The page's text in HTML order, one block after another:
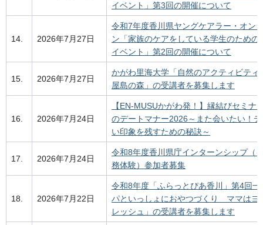
イベント」第3回の開催について
14. 2026年7月27日
令和7年度香川県ヤングケアラー・オン
ン「家族のケアをしている学生のための
イベント」第2回の開催について
15. 2026年7月27日
かがわ里海大学「自然のアクティビティ
屋島の森」の受講者を募集します
16. 2026年7月24日
【EN-MUSUかがわ発！】縁結びセミ
のデートマナー2026～また会いたい！
い印象を残すための秘訣～
17. 2026年7月24日
令和8年度香川県庁インターンシップ（
務体験）参加者募集
18. 2026年7月22日
令和8年度「ふらっとぴあ香川」第4回一
パといっしょにおやつづくり ママはヨ
レッシュ」の受講者を募集します